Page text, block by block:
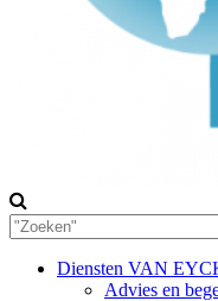
Diensten VAN
Advies en